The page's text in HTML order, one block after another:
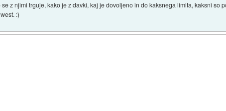
z njimi trguje, kako je z davki, kaj je dovoljeno in do kaksnega limita, kaksni so
:)